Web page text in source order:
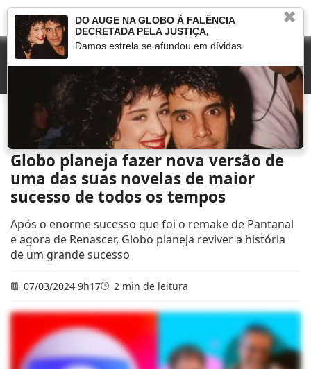
»
Globo planeja fazer nova versão de uma das suas novelas de
maior sucesso de todos os tempos
Globo planeja fazer nova versão de
uma das suas novelas de maior
sucesso de todos os tempos
Após o enorme sucesso que foi o remake de Pantanal
e agora de Renascer, Globo planeja reviver a história
de um grande sucesso
07/03/2024 9h17 2 min de leitura
✖
DO AUGE NA GLOBO À FALÊNCIA
DECRETADA PELA JUSTIÇA,
Damos estrela se afundou em dívidas